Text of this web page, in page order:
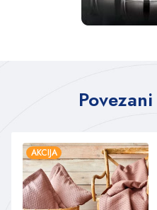
AKCIJA